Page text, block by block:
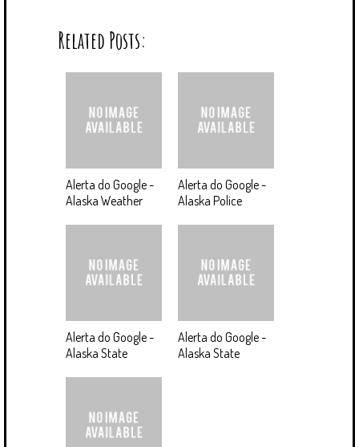
Related Posts:
Alerta do Google -
Alaska Weather
Alerta do Google -
Alaska Police
Alerta do Google -
Alaska State
Alerta do Google -
Alaska State